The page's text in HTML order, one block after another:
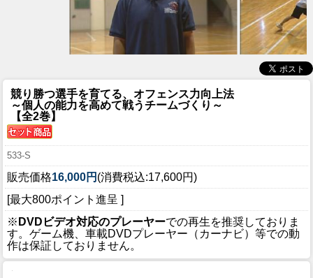
競り勝つ選手を育てる、オフェンス力向上法
～個人の能力を高めて戦うチームづくり～
【全2巻】
533-S
販売価格16,000円 (消費税込:17,600円)
[最大800ポイント進呈 ]
※ DVDビデオ対応のプレーヤーでの再生を推奨しておりま
す。ゲーム機、車載DVDプレーヤー（カーナビ）等での動
作は保証しておりません。